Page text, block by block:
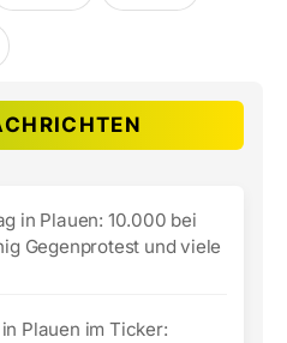
in Plauen: 10.000 bei
Gegenprotest und viele
Plauen im Ticker: